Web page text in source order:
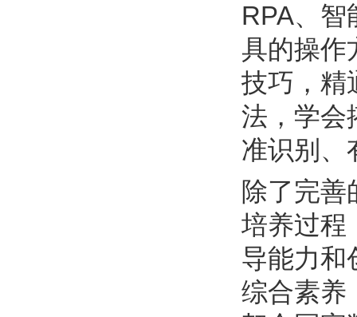
RPA、
具的操作
技巧，精
法，学会
准识别、
除了完
培养过程
导能力和
综合素养